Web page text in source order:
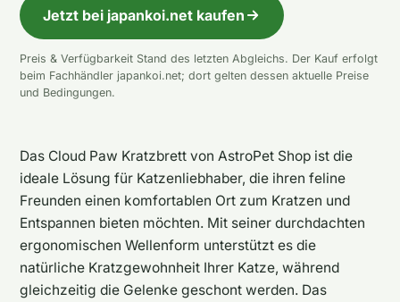
Jetzt bei japankoi.net kaufen
Preis & Verfügbarkeit Stand des letzten Abgleichs. Der Kauf erfolgt
beim Fachhändler japankoi.net; dort gelten dessen aktuelle Preise
und Bedingungen.
Das Cloud Paw Kratzbrett von AstroPet Shop ist die
ideale Lösung für Katzenliebhaber, die ihren feline
Freunden einen komfortablen Ort zum Kratzen und
Entspannen bieten möchten. Mit seiner durchdachten
ergonomischen Wellenform unterstützt es die
natürliche Kratzgewohnheit Ihrer Katze, während
gleichzeitig die Gelenke geschont werden. Das